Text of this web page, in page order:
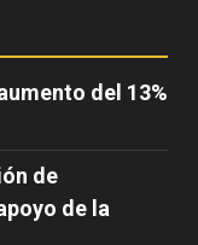
del 13%
de
de la